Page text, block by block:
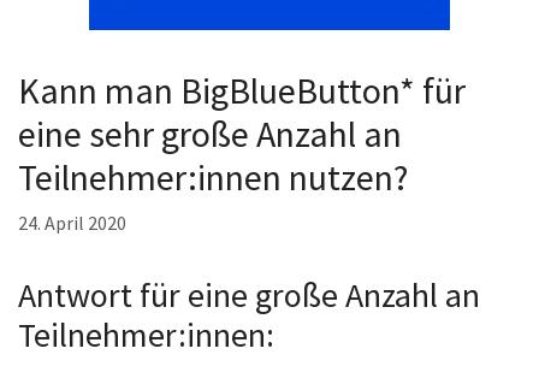
Kann man BigBlueButton* für
eine sehr große Anzahl an
Teilnehmer:innen nutzen?
24. April 2020
Antwort für eine große Anzahl an
Teilnehmer:innen: